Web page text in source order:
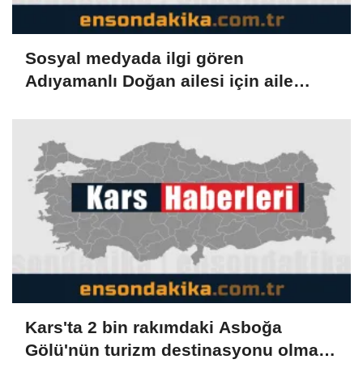
Sosyal medyada ilgi gören
Adıyamanlı Doğan ailesi için aile
Kars'ta 2 bin rakımdaki Asboğa
Gölü'nün turizm destinasyonu olması